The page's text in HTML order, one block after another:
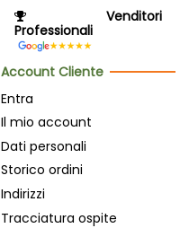
Venditori
Professionali
Account Cliente
Entra
Il mio account
Dati personali
Storico ordini
Indirizzi
Tracciatura ospite